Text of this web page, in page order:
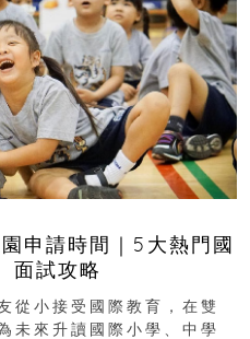
申請時間｜5大熱門國
面試攻略
從小接受國際教育，在雙
未來升讀國際小學、中學